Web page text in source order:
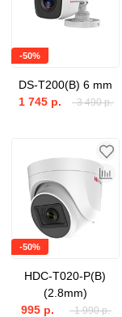
-50%
DS-T200(B) 6 mm
3 490 р.
1 745 р.
-50%
HDC-T020-P(B)
(2.8mm)
1 990 р.
995 р.